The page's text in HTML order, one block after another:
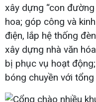
xây dựng “con
hoa; góp công và
điện, lắp hệ thống
xây dựng nhà văn
bị phục vụ hoạt
bóng chuyền với